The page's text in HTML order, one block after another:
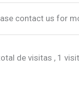
contact us for
de visitas , 1